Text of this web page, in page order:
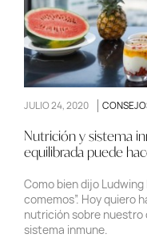
JULIO 24, 2020
Nutrición y sistema
equilibrada puede
Como bien dijo
comemos”. Hoy quiero
nutrición sobre
sistema inmune.